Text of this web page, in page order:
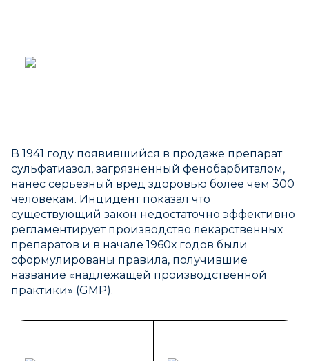
В 1941 году появившийся в продаже препарат
сульфатиазол, загрязненный фенобарбиталом,
нанес серьезный вред здоровью более чем 300
человекам. Инцидент показал что
существующий закон недостаточно эффективно
регламентирует производство лекарственных
препаратов и в начале 1960х годов были
сформулированы правила, получившие
название «надлежащей производственной
практики» (GMP).